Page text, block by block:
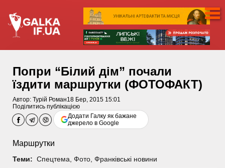
Попри “Білий дім” почали
їздити маршрутки (ФОТОФАКТ)
Автор: Турій Роман18 Бер, 2015 15:01
Поділитись публікацією
Додати Галку як бажане
джерело в Google
Маршрутки
Теми: Спецтема Фото, Франківські новини